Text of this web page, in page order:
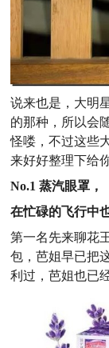
说来也是，大明
的那种，所以会
怪喽，不过这些
来好好整理下给
No.1 蒸汽眼罩，
在忙碌的飞行中
第一名先来聊花
包，芭姐早已把
利过，芭姐也已